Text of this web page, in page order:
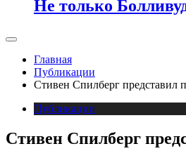
Не только
Главная
Публикации
Стивен Спилберг представил
Публикации
Стивен Спилберг